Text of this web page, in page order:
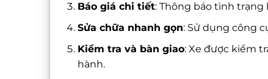
Báo giá chi tiết: Thông báo tình
Sửa chữa nhanh gọn: Sử dụng công
Kiểm tra và bàn giao: Xe được kiểm
hành.